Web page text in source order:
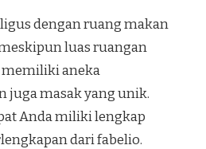
dengan ruang makan
luas ruangan
memiliki aneka
juga masak yang unik.
Anda miliki lengkap
dari fabelio.